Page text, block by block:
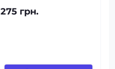
275 грн.